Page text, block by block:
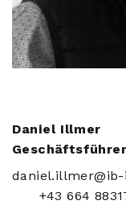
Daniel Illmer
Geschäftsführer
+43 664